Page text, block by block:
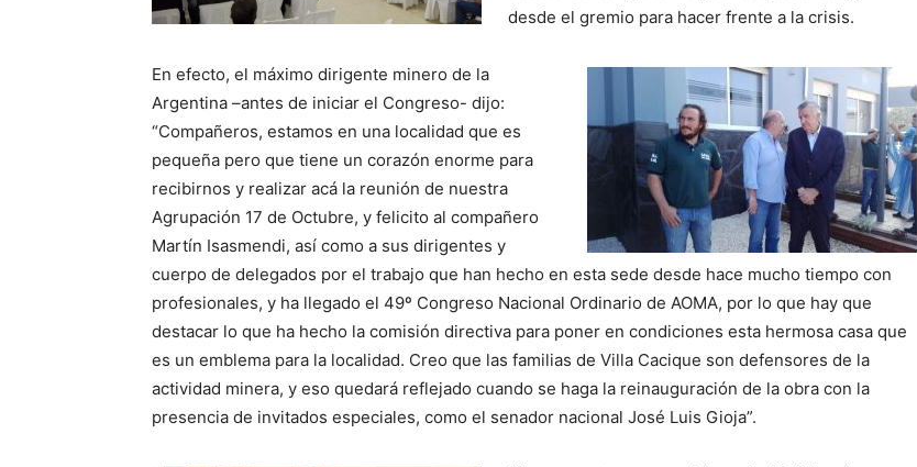
desde el gremio para hacer frente a la crisis.
En efecto, el máximo dirigente minero de la
Argentina –antes de iniciar el Congreso- dijo:
“Compañeros, estamos en una localidad que es
pequeña pero que tiene un corazón enorme para
recibirnos y realizar acá la reunión de nuestra
Agrupación 17 de Octubre, y felicito al compañero
Martín Isasmendi, así como a sus dirigentes y
cuerpo de delegados por el trabajo que han hecho en esta sede desde hace mucho tiempo con
profesionales, y ha llegado el 49º Congreso Nacional Ordinario de AOMA, por lo que hay que
destacar lo que ha hecho la comisión directiva para poner en condiciones esta hermosa casa que
es un emblema para la localidad. Creo que las familias de Villa Cacique son defensores de la
actividad minera, y eso quedará reflejado cuando se haga la reinauguración de la obra con la
presencia de invitados especiales, como el senador nacional José Luis Gioja”.